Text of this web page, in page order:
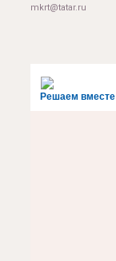
mkrt@tatar.ru
Решаем вместе